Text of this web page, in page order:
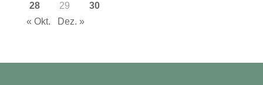
28
29
30
« Okt.
Dez. »